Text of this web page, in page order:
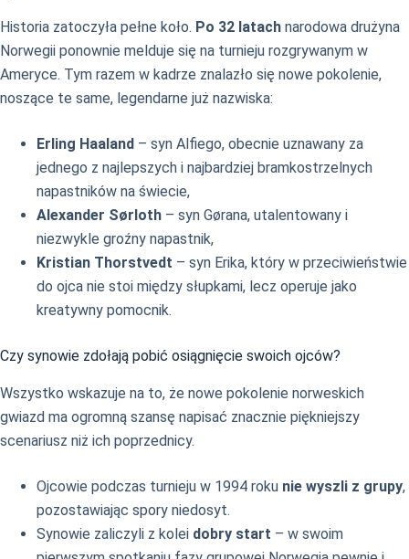
Historia zatoczyła pełne koło. Po 32 latach narodowa drużyna
Norwegii ponownie melduje się na turnieju rozgrywanym w
Ameryce. Tym razem w kadrze znalazło się nowe pokolenie,
noszące te same, legendarne już nazwiska:
Erling Haaland – syn Alfiego, obecnie uznawany za
jednego z najlepszych i najbardziej bramkostrzelnych
napastników na świecie,
Alexander Sørloth – syn Gørana, utalentowany i
niezwykle groźny napastnik,
Kristian Thorstvedt – syn Erika, który w przeciwieństwie
do ojca nie stoi między słupkami, lecz operuje jako
kreatywny pomocnik.
Czy synowie zdołają pobić osiągnięcie swoich ojców?
Wszystko wskazuje na to, że nowe pokolenie norweskich
gwiazd ma ogromną szansę napisać znacznie piękniejszy
scenariusz niż ich poprzednicy.
Ojcowie podczas turnieju w 1994 roku nie wyszli z grupy,
pozostawiając spory niedosyt.
Synowie zaliczyli z kolei dobry start – w swoim